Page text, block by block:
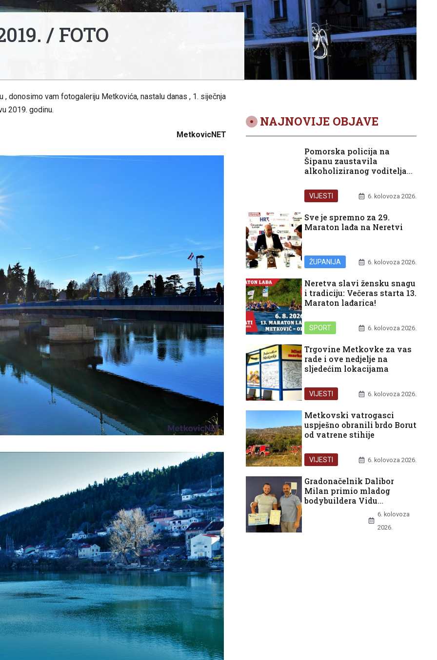
/ FOTO
donosimo vam fotogaleriju Metkovića, nastalu danas , 1. siječnja
2019. godinu.
MetkovicNET
NAJNOVIJE OBJAVE
Pomorska policija na
Šipanu zaustavila
alkoholiziranog voditelja
VIJESTI 6. kolovoza 2026.
Sve je spremno za 29.
Maraton lađa na Neretvi
ŽUPANIJA 6. kolovoza 2026.
Neretva slavi žensku snagu
i tradiciju: Večeras starta 13.
Maraton lađarica!
SPORT 6. kolovoza 2026.
Trgovine Metkovke za vas
rade i ove nedjelje na
sljedećim lokacijama
VIJESTI 6. kolovoza 2026.
Metkovski vatrogasci
uspješno obranili brdo Borut
od vatrene stihije
VIJESTI 6. kolovoza 2026.
Gradonačelnik Dalibor
Milan primio mladog
bodybuildera Vidu
Batinovića nakon europske
6. kolovoza
2026.